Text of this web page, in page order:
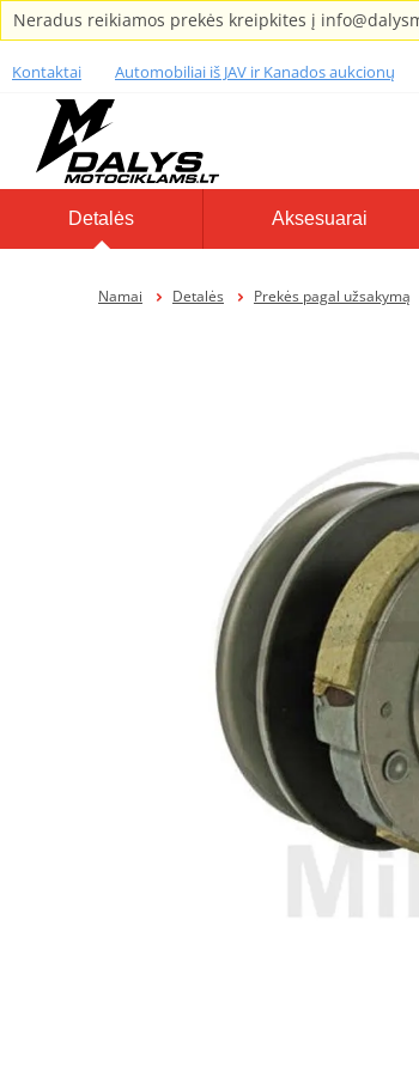
Neradus reikiamos prekės kreipkites į
Kontaktai Automobiliai iš JAV ir Kanados aukcionų
Detalės Aksesuarai
Namai Detalės Prekės pagal užsakymą